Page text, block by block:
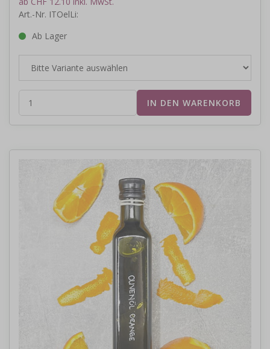
Art.-Nr. ITOelLi:
Ab Lager